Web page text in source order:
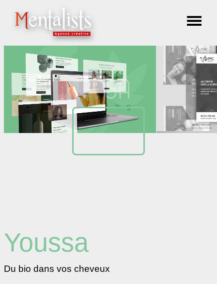
Youssa
Du bio dans vos cheveux